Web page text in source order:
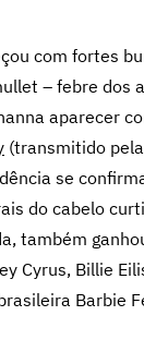
com fortes
– febre dos
aparecer
(transmitido pela
se
do cabelo
também
Cyrus, Billie
Barbie